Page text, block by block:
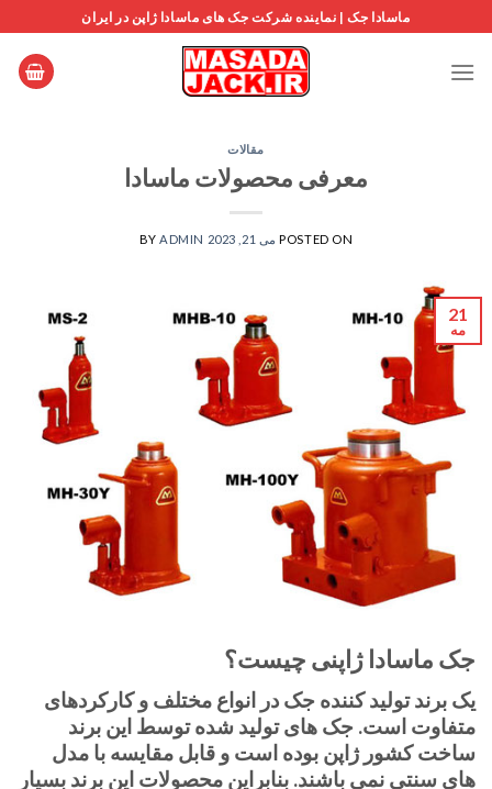
to
content
ماسادا جک | نماینده شرکت جک های ماسادا ژاپن در ایران
مقالات
معرفی محصولات ماسادا
POSTED ON می 21, 2023 BY ADMIN
21
مه
جک ماسادا ژاپنی چیست؟
یک برند تولید کننده جک در انواع مختلف و کارکردهای
متفاوت است. جک های تولید شده توسط این برند
ساخت کشور ژاپن بوده است و قابل مقایسه با مدل
های سنتی نمی باشند. بنابراین محصولات این برند بسیار